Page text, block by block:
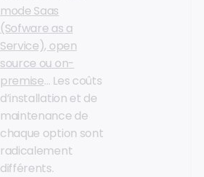
mode Saas
(Sofware as a
Service), open
source ou on-
premise… Les coûts
d’installation et de
maintenance de
chaque option sont
radicalement
différents.